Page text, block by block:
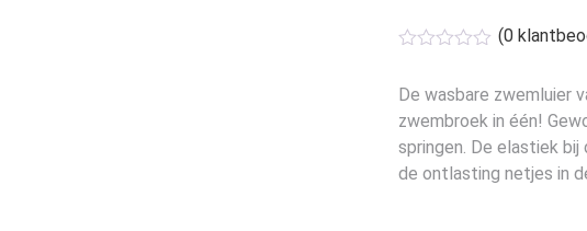
(0
De wasbare zwemluier
zwembroek in één!
springen. De elastiek bij
de ontlasting netjes in